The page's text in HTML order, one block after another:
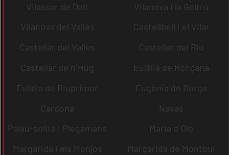
Vilassar de Dalt
Vilanova i la Geltrú
Vilanova del Vallès
Castellbell i el Vilar
Castellar del Vallès
Castellar del Riu
Castellar de n´Hug
Eulàlia de Ronçana
Eulàlia de Riuprimer
Eugènia de Berga
Cardona
Navas
Palau-solità i Plegamans
Maria d´Oló
Margarida i els Monjos
Margarida de Montbui